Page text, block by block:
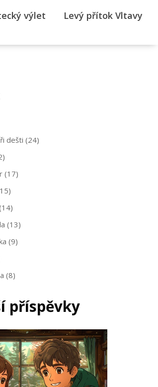
výlet Levý přítok Vltavy
dešti (24)
(17)
(13)
(9)
(8)
příspěvky